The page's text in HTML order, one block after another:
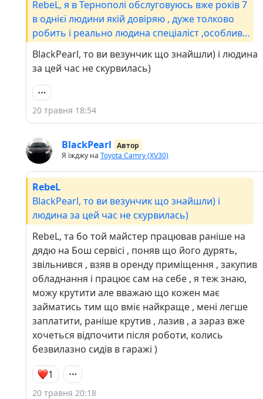
RebeL, я в Тернополі обслуговуюсь вже років 7
в однієї людини якій довіряю , дуже толково
робить і реально людина спеціаліст ,особливо
BlackPearl, то ви везунчик що знайшли) і людина
за цей час не скурвилась)
20 травня 18:54
BlackPearl Автор
Я їжджу на Toyota Camry (XV30)
RebeL
BlackPearl, то ви везунчик що знайшли) і
людина за цей час не скурвилась)
RebeL, та бо той майстер працював раніше на
дядю на Бош сервісі , поняв що його дурять,
звільнився , взяв в оренду приміщення , закупив
обладнання і працює сам на себе , я теж знаю,
можу крутити але вважаю що кожен має
займатись тим що вміє найкраще , мені легше
заплатити, раніше крутив , лазив , а зараз вже
хочеться відпочити після роботи, колись
безвилазно сидів в гаражі )
1
20 травня 20:18